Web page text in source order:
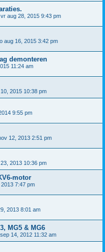
vr aug 28, 2015 9:43 pm
aug 16, 2015 3:42 pm
demonteren
11:24 am
2015 10:38 pm
9:55 pm
12, 2013 2:51 pm
2013 10:36 pm
motor
7:47 pm
2013 8:01 am
MG5 & MG6
14, 2012 11:32 am